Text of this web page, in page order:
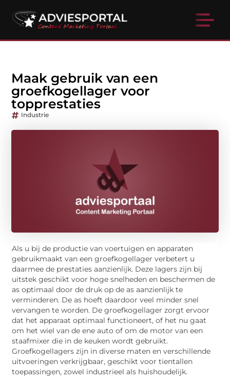
Maak gebruik van een
groefkogellager voor
topprestaties
Industrie
Als u bij de productie van voertuigen en apparaten
gebruikmaakt van een groefkogellager verbetert u
daarmee de prestaties aanzienlijk. Deze lagers zijn bij
uitstek geschikt voor hoge snelheden en beschermen de
as optimaal door de druk op de as aanzienlijk te
verminderen. De as hoeft daardoor veel minder snel
vervangen te worden. De groefkogellager zorgt ervoor
dat het apparaat optimaal functioneert, of het nu gaat
om het wiel van de ene auto of om de motor van een
staafmixer die in de keuken wordt gebruikt.
Groefkogellagers zijn in diverse maten en verschillende
uitvoeringen verkrijgbaar, geschikt voor tientallen
toepassingen, zowel industrieel als huishoudelijk.